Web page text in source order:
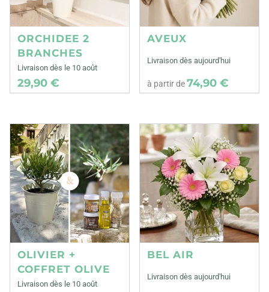
ORCHIDEE 2
BRANCHES
Livraison dès le 10 août
29,90 €
AVEUX
Livraison dès aujourd'hui
à partir de74,90 €
OLIVIER +
COFFRET OLIVE
Livraison dès le 10 août
BEL AIR
Livraison dès aujourd'hui